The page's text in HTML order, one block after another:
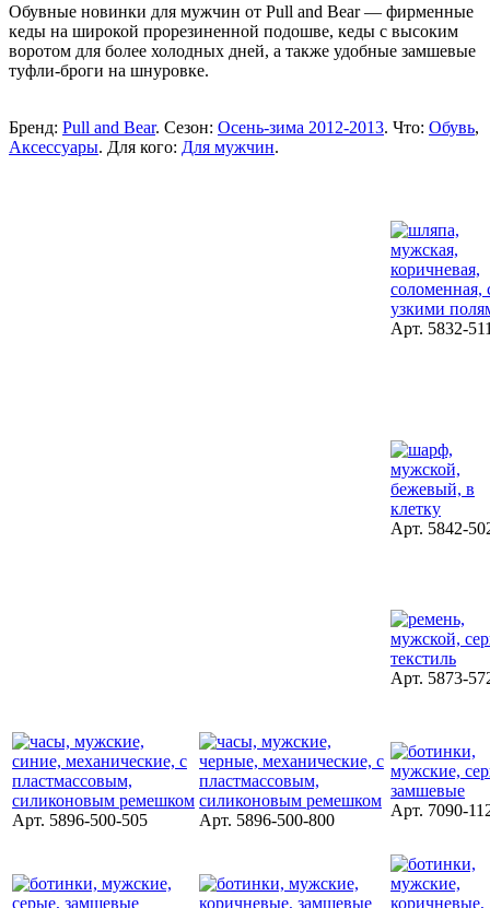
Обувные новинки для мужчин от Pull and Bear — фирменные
кеды на широкой прорезиненной подошве, кеды с высоким
воротом для более холодных дней, а также удобные замшевые
туфли-броги на шнуровке.
Бренд: Pull and Bear. Сезон: Осень-зима 2012-2013. Что: Обувь,
Аксессуары. Для кого: Для мужчин.
Арт. 5832-
Арт. 5842-
Арт. 5873-
Арт. 5896-500-505 Арт. 5896-500-800
Арт. 7090-